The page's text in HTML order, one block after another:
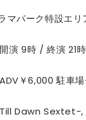
マパーク特設エリ
演 9時 / 終演 21
￥6,000 駐車
Till Dawn